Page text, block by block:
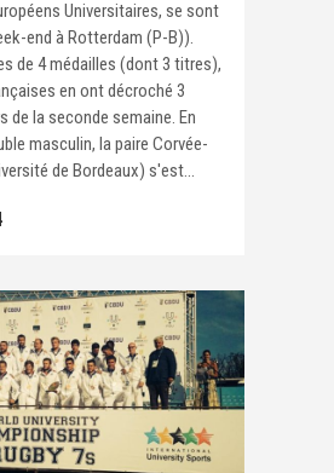
Universitaires, se sont
end à Rotterdam (P-B)).
de 4 médailles (dont 3 titres),
en ont décroché 3
de la seconde semaine. En
masculin, la paire Corvée-
de Bordeaux) s'est...